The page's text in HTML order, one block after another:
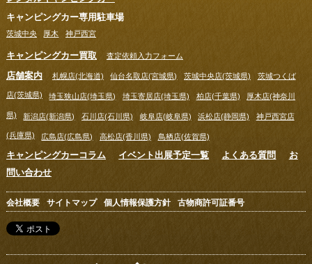
キャンピングカー専用駐車場
茨城中央 厚木 神戸西宮
キャンピングカー買取 査定依頼入力フォーム
店舗案内 札幌店(北海道) 仙台名取店(宮城県) 茨城中央店(茨城県) 茨城つくば
店(茨城県) 埼玉狭山店(埼玉県) 埼玉寄居店(埼玉県) 柏店(千葉県) 厚木店(神奈川
県) 新潟店(新潟県) 石川店(石川県) 岐阜店(岐阜県) 浜松店(静岡県) 神戸西宮店
(兵庫県) 広島店(広島県) 高松店(香川県) 鳥栖店(佐賀県)
キャンピングカーコラム イベント出展予定一覧 よくある質問
お
問い合わせ
会社概要 サイトマップ 個人情報保護方針 古物商許可証番号